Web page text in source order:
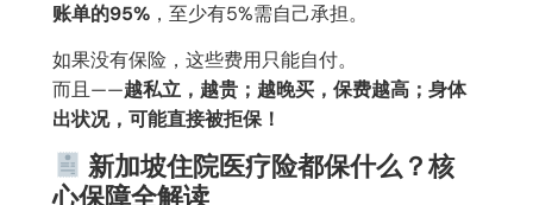
账单的95% ，至少有5%需自己承担。
如果没有保险，这些费用只能自付。
而且——越私立，越贵；越晚买，保费越高；身体
出状况，可能直接被拒保！
新加坡住院医疗险都保什么？核
心保障全解读